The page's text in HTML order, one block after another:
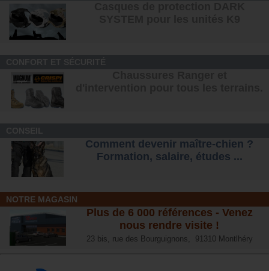
Comment devenir maître-chien ?
Formation, salaire, études ...
NOTRE MAGASIN
Plus de 6 000 références - Venez
nous rendre visite !
23 bis, rue des Bourguignons, 91310 Montlhéry